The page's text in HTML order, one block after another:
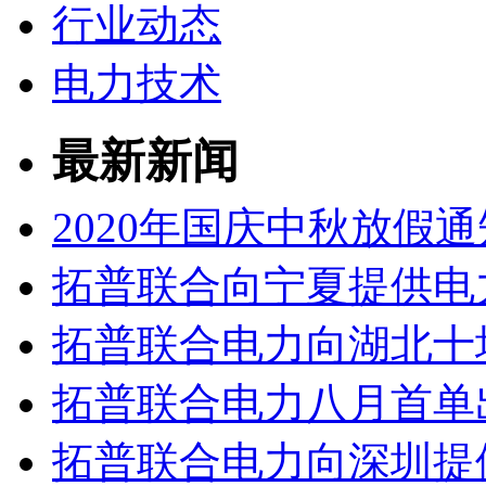
行业动态
电力技术
最新新闻
2020年国庆中秋放假
拓普联合向宁夏提供
拓普联合电力向湖北
拓普联合电力八月首
拓普联合电力向深圳